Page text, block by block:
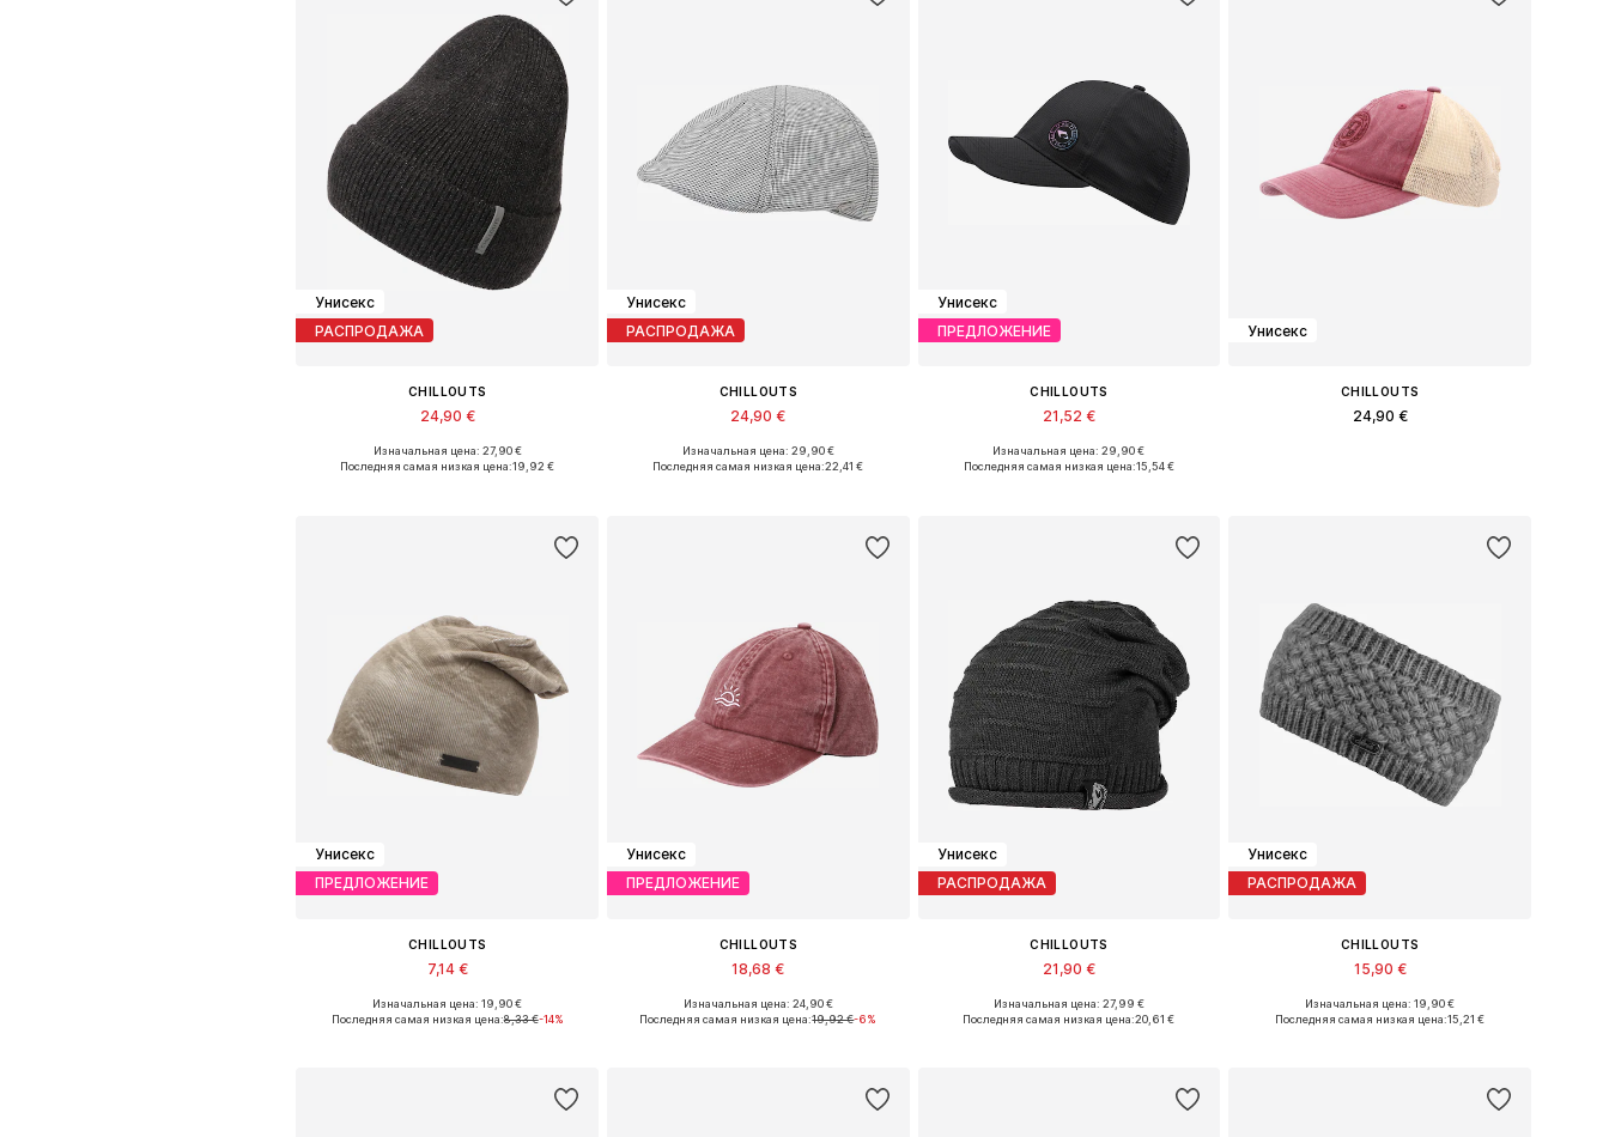
Унисекс
РАСПРОДАЖА
CHILLOUTS
24,90 €
Доступные размеры: 55-60
Изначальная цена: 27,90 €
Последняя самая низкая цена:19,92 €
Унисекс
РАСПРОДАЖА
CHILLOUTS
24,90 €
Доступные размеры: 55-60
Изначальная цена: 29,90 €
Последняя самая низкая цена:22,41 €
Унисекс
ПРЕДЛОЖЕНИЕ
CHILLOUTS
21,52 €
Доступные размеры: 55-60
Изначальная цена: 29,90 €
Последняя самая низкая цена:15,54 €
Унисекс
CHILLOUTS
24,90 €
Унисекс
ПРЕДЛОЖЕНИЕ
CHILLOUTS
7,14 €
Доступные размеры: 55-60
Изначальная цена: 19,90 €
Последняя самая низкая цена:8,33 €-14%
Унисекс
ПРЕДЛОЖЕНИЕ
CHILLOUTS
18,68 €
Доступные размеры: 55-60
Изначальная цена: 24,90 €
Последняя самая низкая цена:19,92 €-6%
Унисекс
РАСПРОДАЖА
CHILLOUTS
21,90 €
Доступные размеры: One Size
Изначальная цена: 27,99 €
Последняя самая низкая цена:20,61 €
Унисекс
РАСПРОДАЖА
CHILLOUTS
15,90 €
Доступные размеры: One Size
Изначальная цена: 19,90 €
Последняя самая низкая цена:15,21 €